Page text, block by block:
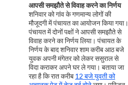
आपसी समझौते से विवाह करने का निर्णय
शनिवार को गांव के गणमान्य लोगों की
मौजूदगी में पंचायत का आयोजन किया गया।
पंचायत में दोनों पक्षों ने आपसी समझौते से
विवाह करने का निर्णय लिया। पंचायत के
निर्णय के बाद शनिवार शाम करीब आठ बजे
युवक अपनी मंगेतर को लेकर ससुराल से
विदा कराकर अपने घर ले गया। बताया जा
रहा है कि रात करीब 12 बजे युवती को